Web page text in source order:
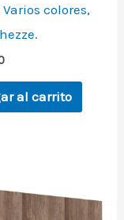
Varios colores,
al carrito